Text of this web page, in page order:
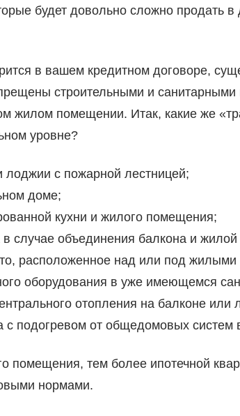
будет довольно сложно продать
в вашем кредитном договоре,
строительными и санитарными
жилом помещении. Итак, какие же
уровне?
лоджии с пожарной лестницей;
доме;
кухни и жилого помещения;
в случае объединения балкона и
расположенное над или под жилыми
оборудования в уже имеющемся
отопления на балконе или
с подогревом от общедомовых
помещения, тем более ипотечной
нормами.